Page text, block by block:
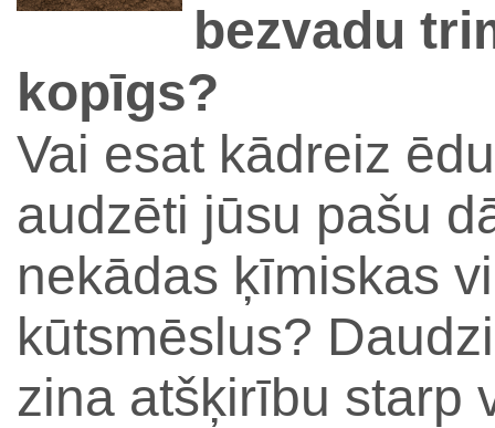
bezvadu
kopīgs?
Vai esat kādreiz
audzēti jūsu pašu
nekādas ķīmiskas
kūtsmēslus?
zina atšķirību starp